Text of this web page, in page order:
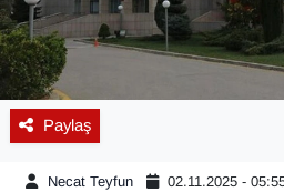
Paylaş
Necat Teyfun 02.11.2025 -
EKONOMİ
Eleman